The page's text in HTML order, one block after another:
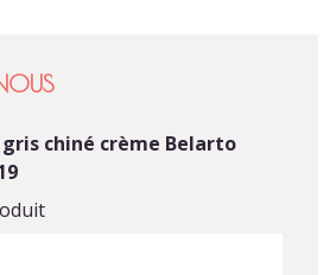
chiné crème Belarto